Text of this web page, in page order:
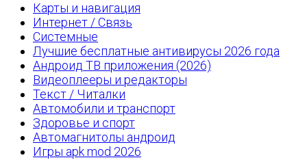
Карты и навигация
Интернет / Связь
Системные
Лучшие бесплатные антивирусы 2026 года
Андроид ТВ приложения (2026)
Видеоплееры и редакторы
Текст / Читалки
Автомобили и транспорт
Здоровье и спорт
Автомагнитолы андроид
Игры apk mod 2026